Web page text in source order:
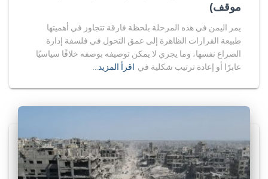
موقف)
يمر اليمن في هذه المرحلة بلحظة فارقة تتجاوز في أهميتها
طبيعة القرارات الظاهرة إلى عمق التحول في فلسفة إدارة
الصراع نفسها، وما يجري لا يمكن توصيفه بوصفه خلافًا سياسيًا
عابرًا أو إعادة ترتيب شكلية في اقرأ المزيد…